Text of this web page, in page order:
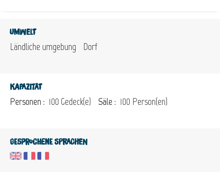
Umwelt
Ländliche umgebung Dorf
Kapazität
Personen : 100 Gedeck(e) Säle : 100 Person(en)
Gesprochene Sprachen